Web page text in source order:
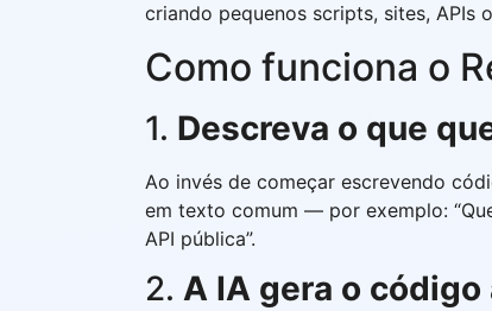
criando pequenos scripts, sites, APIs
Como funciona o
1. Descreva o que
Ao invés de começar escrevendo
em texto comum — por exemplo:
API pública”.
2. A IA gera o